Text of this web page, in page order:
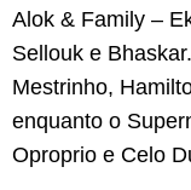
Alok & Family –
Sellouk e
Mestrinho,
enquanto o
Oproprio e Celo